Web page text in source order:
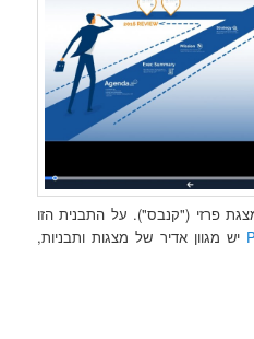
פרזי ("קנבס"). על התבנית הזו
יש מגוון אדיר של מצגות ותבניות,